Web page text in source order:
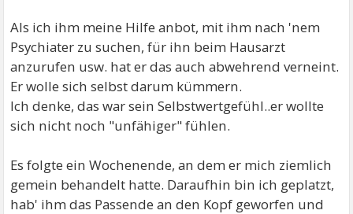
Als ich ihm meine Hilfe anbot, mit ihm nach 'nem
Psychiater zu suchen, für ihn beim Hausarzt
anzurufen usw. hat er das auch abwehrend verneint.
Er wolle sich selbst darum kümmern.
Ich denke, das war sein Selbstwertgefühl..er wollte
sich nicht noch "unfähiger" fühlen.
Es folgte ein Wochenende, an dem er mich ziemlich
gemein behandelt hatte. Daraufhin bin ich geplatzt,
hab' ihm das Passende an den Kopf geworfen und